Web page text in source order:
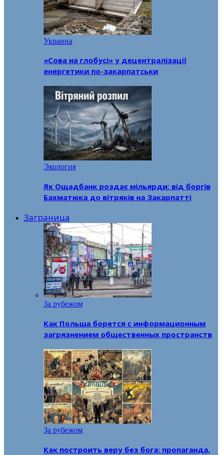
Украина
«Сова на глобусі» у децентралізації
енергетики по-закарпатськи
Экология
Як Ощадбанк роздає мільярди: від боргів
Бахматюка до вітряків на Закарпатті
Заграница
За рубежом
Как Польша борется с информационным
загрязнением общественных пространств
За рубежом
Как построить веру без бога: пропаганда,